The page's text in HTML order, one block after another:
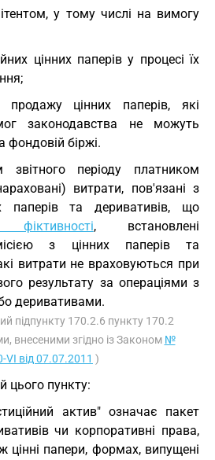
у тому числі на вимогу
цінних паперів у процесі їх
цінних паперів, які
законодавства не можуть
фондовій біржі.
періоду платником
витрати, пов'язані з
паперів та деривативів, що
, встановлені
з цінних паперів та
витрати не враховуються при
результату за операціями з
деривативами.
підпункту 170.2.6 пункту 170.2
внесеними згідно із Законом №
VI від 07.07.2011 )
цього пункту:
актив" означає пакет
чи корпоративні права,
цінні папери, формах, випущені